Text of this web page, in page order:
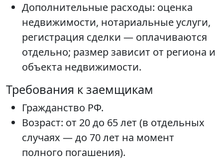
Дополнительные расходы: оценка
недвижимости, нотариальные услуги,
регистрация сделки — оплачиваются
отдельно; размер зависит от региона и
объекта недвижимости.
Требования к заемщикам
Гражданство РФ.
Возраст: от 20 до 65 лет (в отдельных
случаях — до 70 лет на момент
полного погашения).